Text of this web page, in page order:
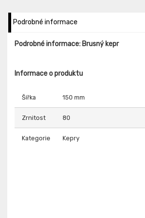
Podrobné informace
Podrobné informace: Brusný kepr
Informace o produktu
Šířka 150 mm
Zrnitost 80
Kategorie Kepry